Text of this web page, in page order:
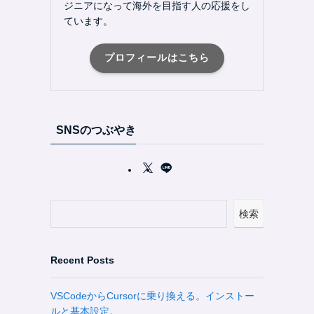
ジニアになって海外を目指す人の応援をし
ています。
プロフィールはこちら
SNSのつぶやき
検索
Recent Posts
VSCodeからCursorに乗り換える。インストー
ルと基本設定。